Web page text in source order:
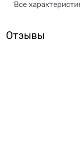
Все
Отзывы